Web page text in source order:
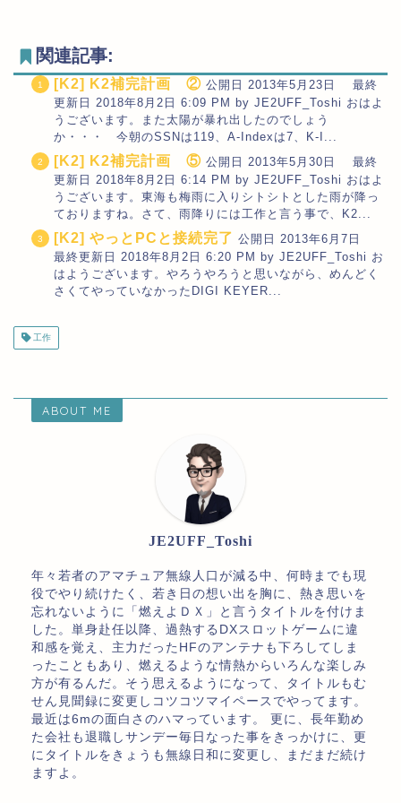
関連記事:
[K2] K2補完計画 ② 公開日 2013年5月23日 最終
更新日 2018年8月2日 6:09 PM by JE2UFF_Toshi おはよ
うございます。また太陽が暴れ出したのでしょう
か・・・ 今朝のSSNは119、A-Indexは7、K-I...
[K2] K2補完計画 ⑤ 公開日 2013年5月30日 最終
更新日 2018年8月2日 6:14 PM by JE2UFF_Toshi おはよ
うございます。東海も梅雨に入りシトシトとした雨が降っ
ておりますね。さて、雨降りには工作と言う事で、K2...
[K2] やっとPCと接続完了 公開日 2013年6月7日
最終更新日 2018年8月2日 6:20 PM by JE2UFF_Toshi お
はようございます。やろうやろうと思いながら、めんどく
さくてやっていなかったDIGI KEYER...
工作
ABOUT ME
JE2UFF_Toshi
年々若者のアマチュア無線人口が減る中、何時までも現
役でやり続けたく、若き日の想い出を胸に、熱き思いを
忘れないように「燃えよＤＸ」と言うタイトルを付けま
した。単身赴任以降、過熱するDXスロットゲームに違
和感を覚え、主力だったHFのアンテナも下ろしてしま
ったこともあり、燃えるような情熱からいろんな楽しみ
方が有るんだ。そう思えるようになって、タイトルもむ
せん見聞録に変更しコツコツマイペースでやってます。
最近は6mの面白さのハマっています。 更に、長年勤め
た会社も退職しサンデー毎日なった事をきっかけに、更
にタイトルをきょうも無線日和に変更し、まだまだ続け
ますよ。